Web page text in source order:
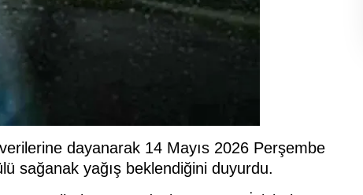
dayanarak 14 Mayıs 2026 Perşembe
sağanak yağış beklendiğini duyurdu.